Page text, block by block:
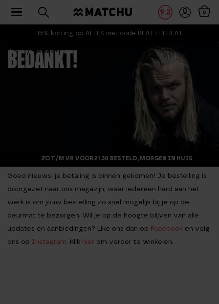
15% korting op ALLES met code BEATTHEHEAT
9.2 0
Toggle navigation
Home Bedankt!
BEDANKT!
ZO T/M VR VOOR 21.30 BESTELD, MORGEN IN HUIS
Goed nieuws: je betaling is binnen gekomen! Je bestelling is
doorgezet naar ons magazijn, waar iedereen hard aan het
werk is om jouw bestelling zo snel mogelijk bij je op de
deurmat te bezorgen. Wil je op de hoogte blijven van alle
updates en aanbiedingen? Like ons dan op Facebook en volg
ons op Instagram. Klik hier om verder te winkelen.